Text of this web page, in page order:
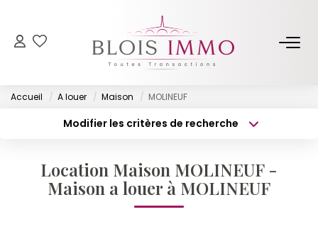
NOS BIENS
Acheter
Louer
Off Market
Accueil A louer Maison MOLINEUF
Modifier les critères de recherche
Sélectionnez...
Type de bien
Surface min
Location Maison MOLINEUF -
Maison a louer à MOLINEUF